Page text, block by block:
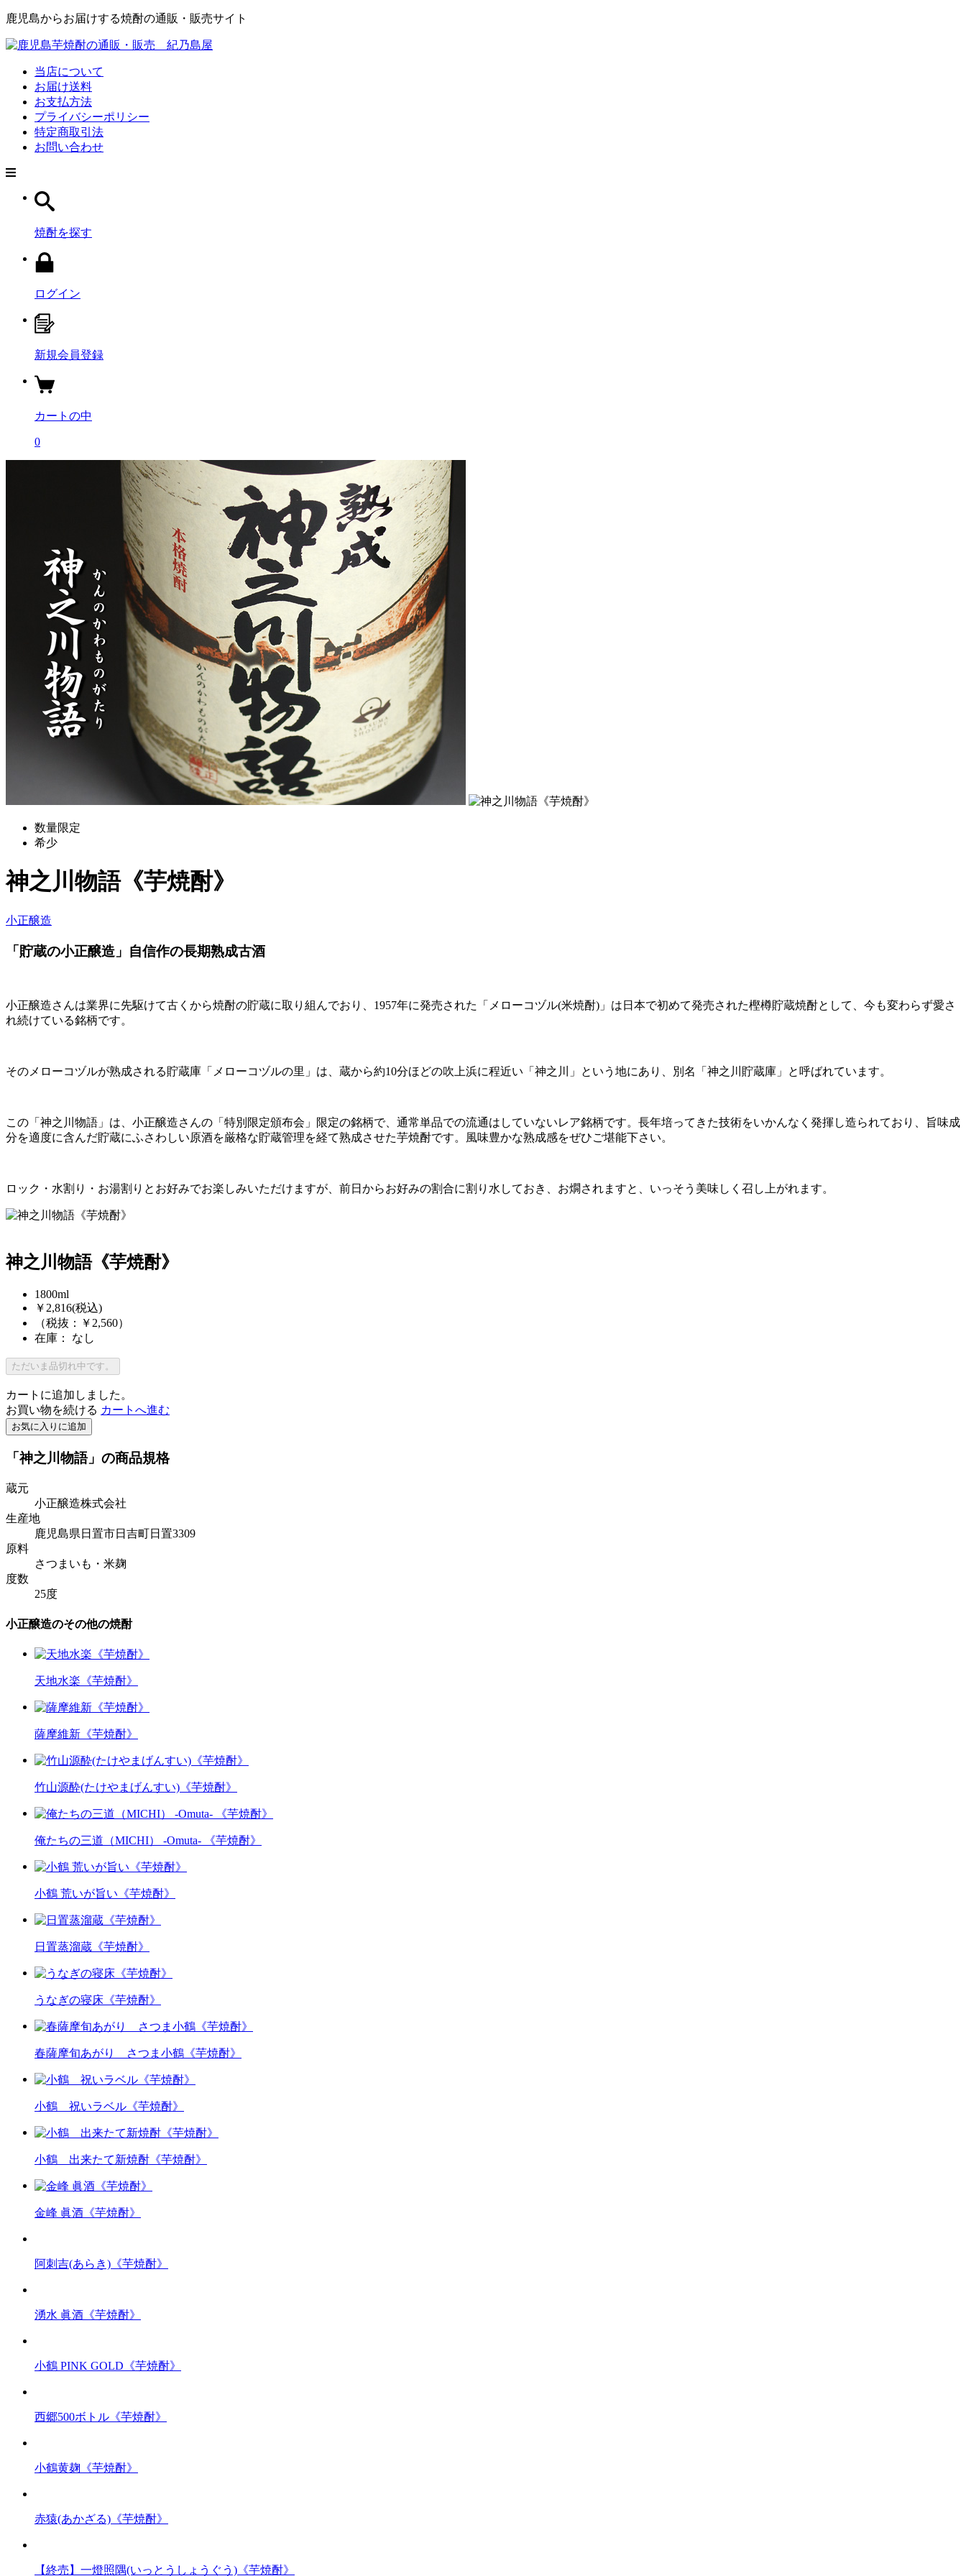
鹿児島からお届けする焼酎の通販・販売サイト
当店について
お届け送料
お支払方法
プライバシーポリシー
特定商取引法
お問い合わせ
焼酎を探す
ログイン
新規会員登録
カートの中
0
数量限定
希少
神之川物語《芋焼酎》
小正醸造
「貯蔵の小正醸造」自信作の長期熟成古酒
小正醸造さんは業界に先駆けて古くから焼酎の貯蔵に取り組んでおり、1957年に発売された「メローコヅル(米焼酎)」は日本で初めて発売された樫樽貯蔵焼酎として、今も変わらず愛さ
れ続けている銘柄です。
そのメローコヅルが熟成される貯蔵庫「メローコヅルの里」は、蔵から約10分ほどの吹上浜に程近い「神之川」という地にあり、別名「神之川貯蔵庫」と呼ばれています。
この「神之川物語」は、小正醸造さんの「特別限定頒布会」限定の銘柄で、通常単品での流通はしていないレア銘柄です。長年培ってきた技術をいかんなく発揮し造られており、旨味成
分を適度に含んだ貯蔵にふさわしい原酒を厳格な貯蔵管理を経て熟成させた芋焼酎です。風味豊かな熟成感をぜひご堪能下さい。
ロック・水割り・お湯割りとお好みでお楽しみいただけますが、前日からお好みの割合に割り水しておき、お燗されますと、いっそう美味しく召し上がれます。
神之川物語《芋焼酎》
1800ml
￥2,816(税込)
（税抜：￥2,560）
在庫： なし
ただいま品切れ中です。
カートに追加しました。
お買い物を続ける カートへ進む
お気に入りに追加
「神之川物語」の商品規格
蔵元
小正醸造株式会社
生産地
鹿児島県日置市日吉町日置3309
原料
さつまいも・米麹
度数
25度
小正醸造のその他の焼酎
天地水楽《芋焼酎》
薩摩維新《芋焼酎》
竹山源酔(たけやまげんすい)《芋焼酎》
俺たちの三道（MICHI） -Omuta- 《芋焼酎》
小鶴 荒いが旨い《芋焼酎》
日置蒸溜蔵《芋焼酎》
うなぎの寝床《芋焼酎》
春薩摩旬あがり さつま小鶴《芋焼酎》
小鶴 祝いラベル《芋焼酎》
小鶴 出来たて新焼酎《芋焼酎》
金峰 眞酒《芋焼酎》
阿刺吉(あらき)《芋焼酎》
湧水 眞酒《芋焼酎》
小鶴 PINK GOLD《芋焼酎》
西郷500ボトル《芋焼酎》
小鶴黄麹《芋焼酎》
赤猿(あかざる)《芋焼酎》
【終売】一燈照隅(いっとうしょうぐう)《芋焼酎》